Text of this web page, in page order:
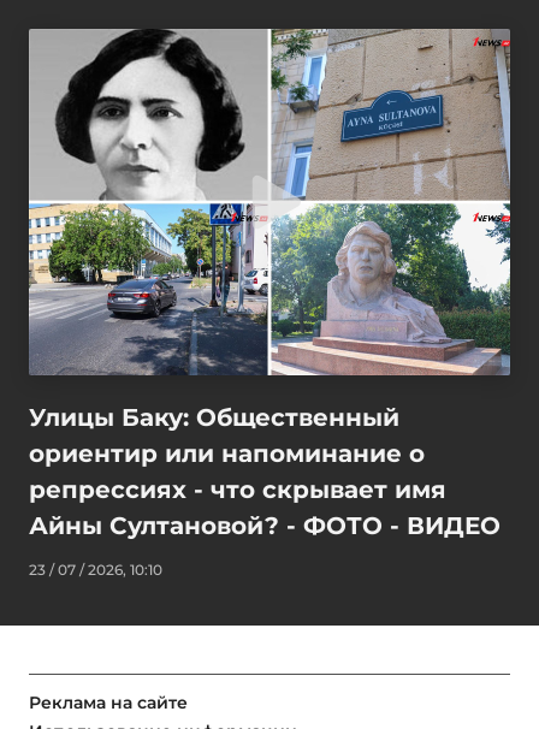
Улицы Баку: Общественный
ориентир или напоминание о
репрессиях - что скрывает имя
Айны Султановой? - ФОТО - ВИДЕО
23 / 07 / 2026, 10:10
Реклама на сайте